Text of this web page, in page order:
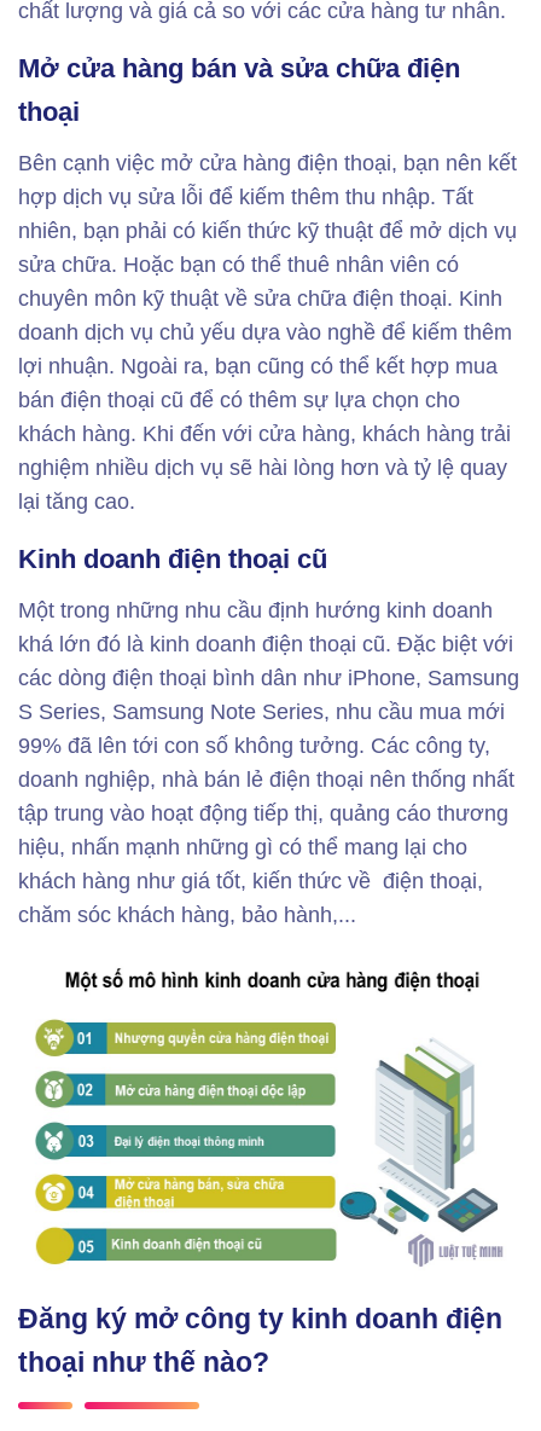
chất lượng và giá cả so với các cửa hàng tư nhân.
Mở cửa hàng bán và sửa chữa điện
thoại
Bên cạnh việc mở cửa hàng điện thoại, bạn nên kết
hợp dịch vụ sửa lỗi để kiếm thêm thu nhập. Tất
nhiên, bạn phải có kiến ​​thức kỹ thuật để mở dịch vụ
sửa chữa. Hoặc bạn có thể thuê nhân viên có
chuyên môn kỹ thuật về sửa chữa điện thoại. Kinh
doanh dịch vụ chủ yếu dựa vào nghề để kiếm thêm
lợi nhuận. Ngoài ra, bạn cũng có thể kết hợp mua
bán điện thoại cũ để có thêm sự lựa chọn cho
khách hàng. Khi đến với cửa hàng, khách hàng trải
nghiệm nhiều dịch vụ sẽ hài lòng hơn và tỷ lệ quay
lại tăng cao.
Kinh doanh điện thoại cũ
Một trong những nhu cầu định hướng kinh doanh
khá lớn đó là kinh doanh điện thoại cũ. Đặc biệt với
các dòng điện thoại bình dân như iPhone, Samsung
S Series, Samsung Note Series, nhu cầu mua mới
99% đã lên tới con số không tưởng. Các công ty,
doanh nghiệp, nhà bán lẻ điện thoại nên thống nhất
tập trung vào hoạt động tiếp thị, quảng cáo thương
hiệu, nhấn mạnh những gì có thể mang lại cho
khách hàng như giá tốt, kiến ​​thức về điện thoại,
chăm sóc khách hàng, bảo hành,...
Đăng ký mở công ty kinh doanh điện
thoại như thế nào?